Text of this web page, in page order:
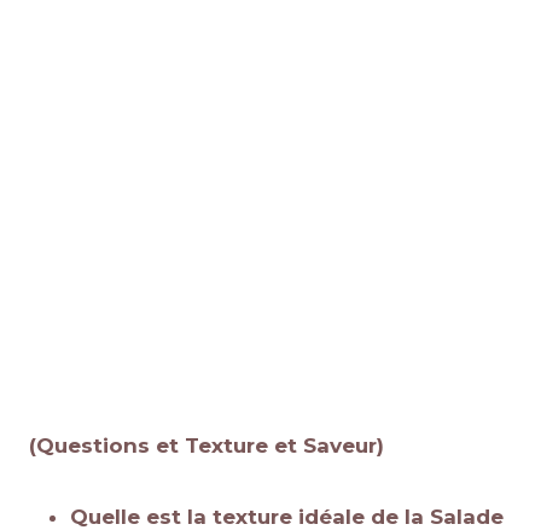
(Questions et Texture et Saveur)
Quelle est la texture idéale de la Salade